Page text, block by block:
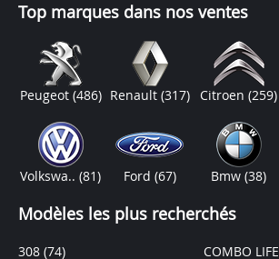
Top marques dans nos ventes
Peugeot (486) Renault (317) Citroen(259)
Volkswa..(81) Ford (67) Bmw(38)
Modèles les plus recherchés
308 (74) COMBO LIFE